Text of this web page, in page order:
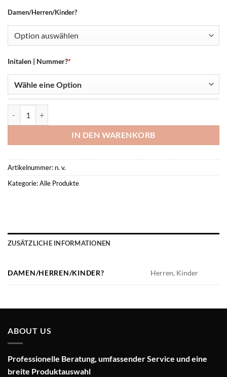
Damen/Herren/Kinder?
*
Initalen | Nummer?
IN DEN WARENKORB
Artikelnummer: n. v.
Kategorie:Alle Produkte
ZUSÄTZLICHE INFORMATIONEN
DAMEN/HERREN/KINDER? Herren, Kinder
ABOUT US
Professionelle Beratung, umfassender Service und eine
breite Produktauswahl